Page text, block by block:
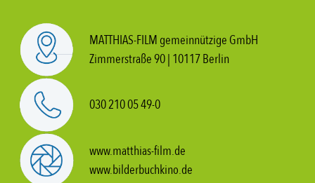
MATTHIAS-FILM gemeinnützige GmbH
Zimmerstraße 90 | 10117 Berlin
030 210 05 49-0
www.matthias-film.de
www.bilderbuchkino.de